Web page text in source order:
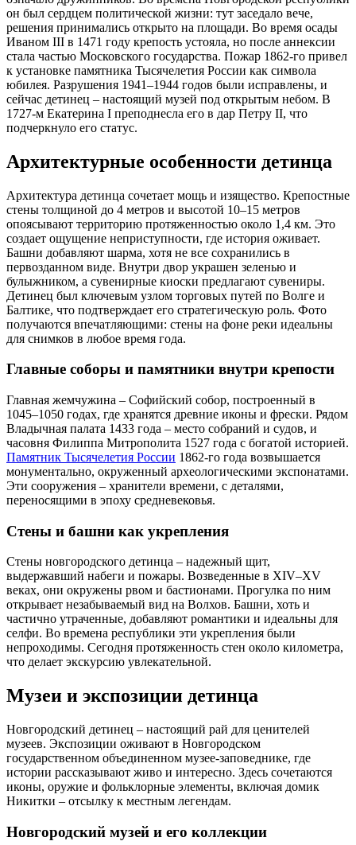
он был сердцем политической жизни: тут заседало вече,
решения принимались открыто на площади. Во время осады
Иваном III в 1471 году крепость устояла, но после аннексии
стала частью Московского государства. Пожар 1862-го привел
к установке памятника Тысячелетия России как символа
юбилея. Разрушения 1941–1944 годов были исправлены, и
сейчас детинец – настоящий музей под открытым небом. В
1727-м Екатерина I преподнесла его в дар Петру II, что
подчеркнуло его статус.
Архитектурные особенности детинца
Архитектура детинца сочетает мощь и изящество. Крепостные
стены толщиной до 4 метров и высотой 10–15 метров
опоясывают территорию протяженностью около 1,4 км. Это
создает ощущение неприступности, где история оживает.
Башни добавляют шарма, хотя не все сохранились в
первозданном виде. Внутри двор украшен зеленью и
булыжником, а сувенирные киоски предлагают сувениры.
Детинец был ключевым узлом торговых путей по Волге и
Балтике, что подтверждает его стратегическую роль. Фото
получаются впечатляющими: стены на фоне реки идеальны
для снимков в любое время года.
Главные соборы и памятники внутри крепости
Главная жемчужина – Софийский собор, построенный в
1045–1050 годах, где хранятся древние иконы и фрески. Рядом
Владычная палата 1433 года – место собраний и судов, и
часовня Филиппа Митрополита 1527 года с богатой историей.
Памятник Тысячелетия России 1862-го года возвышается
монументально, окруженный археологическими экспонатами.
Эти сооружения – хранители времени, с деталями,
переносящими в эпоху средневековья.
Стены и башни как укрепления
Стены новгородского детинца – надежный щит,
выдержавший набеги и пожары. Возведенные в XIV–XV
веках, они окружены рвом и бастионами. Прогулка по ним
открывает незабываемый вид на Волхов. Башни, хоть и
частично утраченные, добавляют романтики и идеальны для
селфи. Во времена республики эти укрепления были
непроходимы. Сегодня протяженность стен около километра,
что делает экскурсию увлекательной.
Музеи и экспозиции детинца
Новгородский детинец – настоящий рай для ценителей
музеев. Экспозиции оживают в Новгородском
государственном объединенном музее-заповеднике, где
истории рассказывают живо и интересно. Здесь сочетаются
иконы, оружие и фольклорные элементы, включая домик
Никитки – отсылку к местным легендам.
Новгородский музей и его коллекции